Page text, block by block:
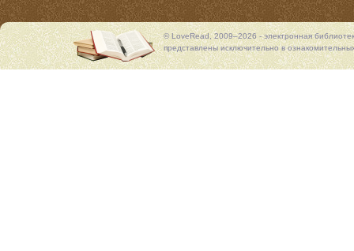
© LoveRead, 2009–2026 - электронная
представлены исключительно в